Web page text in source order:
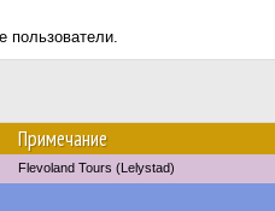
пользователи.
Примечание
Flevoland Tours (Lelystad)